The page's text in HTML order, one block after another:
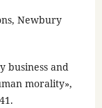
Newbury
business and
morality»,